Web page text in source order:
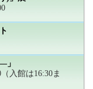
」
入館は16:30ま